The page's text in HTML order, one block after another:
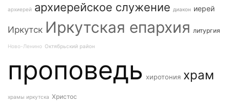
архиерей архиерейское служение диакон иерей
Иркутск Иркутская епархия литургия
Ново-Ленино Октябрьский район
проповедь хиротония храм
храмы иркутска Христос